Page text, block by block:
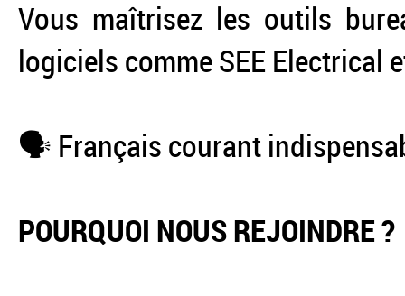
Vous maîtrisez les outils
logiciels comme SEE Electrical
🗣️ Français courant
POURQUOI NOUS REJOINDRE ?